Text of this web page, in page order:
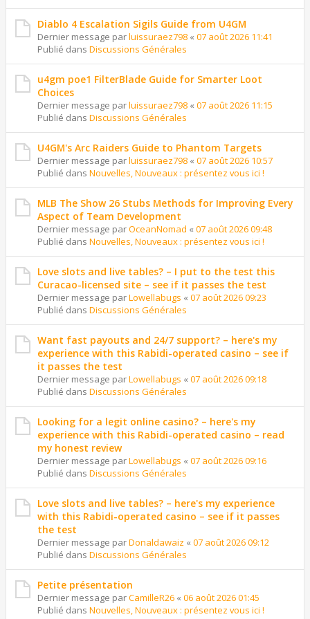
Diablo 4 Escalation Sigils Guide from U4GM
Dernier message parluissuraez798 « 07 août 2026 11:41
Publié dans Discussions Générales
u4gm poe1 FilterBlade Guide for Smarter Loot
Choices
Dernier message parluissuraez798 « 07 août 2026 11:15
Publié dans Discussions Générales
U4GM's Arc Raiders Guide to Phantom Targets
Dernier message parluissuraez798 « 07 août 2026 10:57
Publié dans Nouvelles, Nouveaux : présentez vous ici !
MLB The Show 26 Stubs Methods for Improving Every
Aspect of Team Development
Dernier message parOceanNomad « 07 août 2026 09:48
Publié dans Nouvelles, Nouveaux : présentez vous ici !
Love slots and live tables? – I put to the test this
Curacao-licensed site – see if it passes the test
Dernier message parLowellabugs « 07 août 2026 09:23
Publié dans Discussions Générales
Want fast payouts and 24/7 support? – here's my
experience with this Rabidi-operated casino – see if
it passes the test
Dernier message parLowellabugs « 07 août 2026 09:18
Publié dans Discussions Générales
Looking for a legit online casino? – here's my
experience with this Rabidi-operated casino – read
my honest review
Dernier message parLowellabugs « 07 août 2026 09:16
Publié dans Discussions Générales
Love slots and live tables? – here's my experience
with this Rabidi-operated casino – see if it passes
the test
Dernier message parDonaldawaiz « 07 août 2026 09:12
Publié dans Discussions Générales
Petite présentation
Dernier message parCamilleR26 « 06 août 2026 01:45
Publié dans Nouvelles, Nouveaux : présentez vous ici !